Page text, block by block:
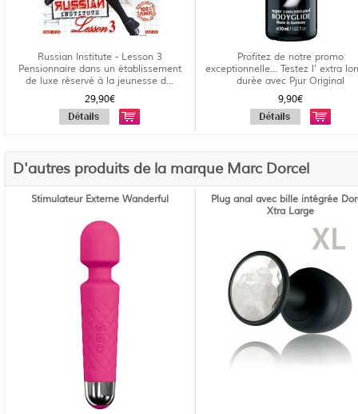
Russian Institute - Lesson 3
Pensionnaire dans un établissement
de luxe réservé à la jeunesse d...
29,90€
Profitez de notre promo
exceptionnelle... Testez l' extra
durée avec Pjur Original
9,90€
D'autres produits de la marque Marc Dorcel
Stimulateur Externe Wanderful
Plug anal avec bille intégrée
Xtra Large